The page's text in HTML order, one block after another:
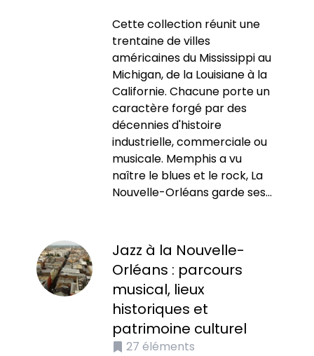
Cette collection réunit une
trentaine de villes
américaines du Mississippi au
Michigan, de la Louisiane à la
Californie. Chacune porte un
caractère forgé par des
décennies d'histoire
industrielle, commerciale ou
musicale. Memphis a vu
naître le blues et le rock, La
Nouvelle-Orléans garde ses...
Jazz à la Nouvelle-
Orléans : parcours
musical, lieux
historiques et
patrimoine culturel
27 éléments